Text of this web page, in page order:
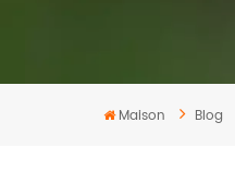
Maison Blog